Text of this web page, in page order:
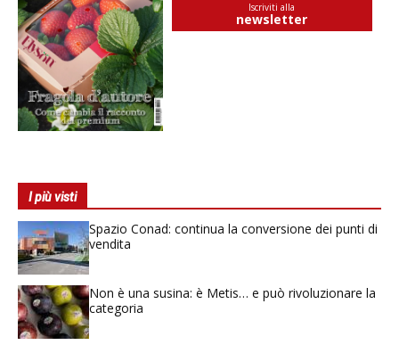
Iscriviti alla
newsletter
I più visti
Spazio Conad: continua la conversione dei punti di
vendita
Non è una susina: è Metis… e può rivoluzionare la
categoria